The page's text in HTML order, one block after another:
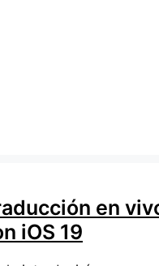
en
iOS 19